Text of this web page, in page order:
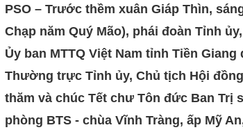
PSO – Trước thềm xuân Giáp Thìn,
Chạp năm Quý Mão), phái đoàn Tỉnh
Ủy ban MTTQ Việt Nam tỉnh Tiền
Thường trực Tỉnh ủy, Chủ tịch Hội
thăm và chúc Tết chư Tôn đức Ban Trị
phòng BTS - chùa Vĩnh Tràng, ấp Mỹ